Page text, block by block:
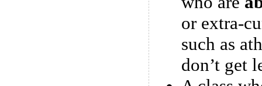
or extra-
such as
don’t get